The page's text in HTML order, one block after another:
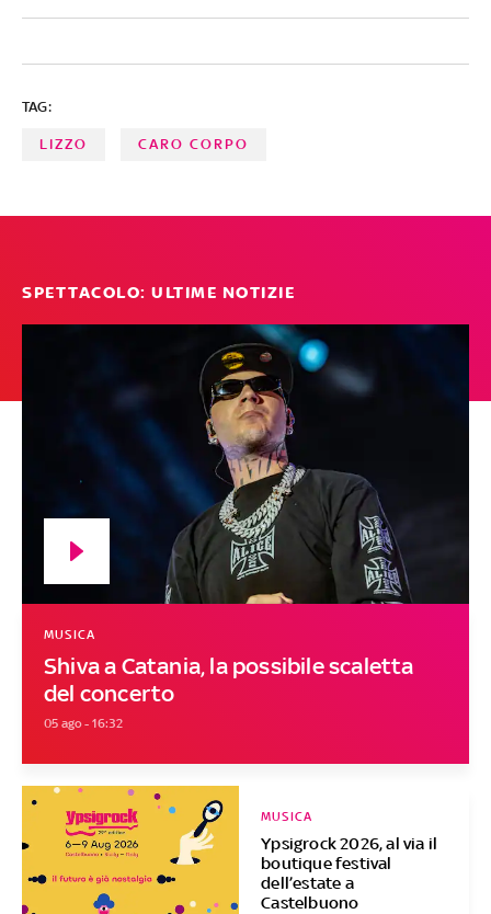
TAG:
LIZZO CARO CORPO
SPETTACOLO: ULTIME NOTIZIE
Shiva a Catania, la possibile scaletta
del concerto
MUSICA
05 ago - 16:32
Ypsigrock 2026, al via il
boutique festival
dell’estate a
Castelbuono
MUSICA